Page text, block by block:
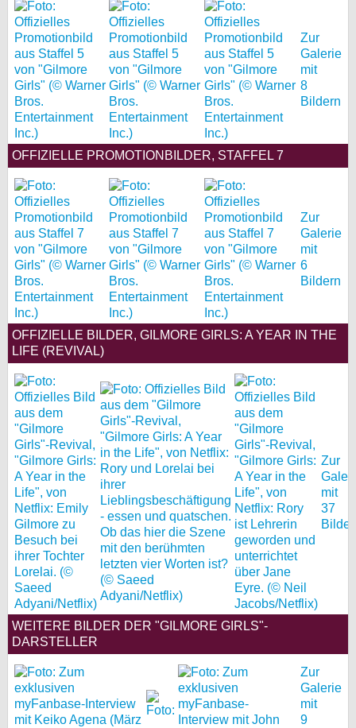
Zur
Galerie
mit
8
Bildern
OFFIZIELLE PROMOTIONBILDER, STAFFEL 7
Zur
Galerie
mit
6
Bildern
OFFIZIELLE BILDER, GILMORE GIRLS: A YEAR IN THE
LIFE (REVIVAL)
Zur
mit
37
WEITERE BILDER DER "GILMORE GIRLS"-
DARSTELLER
Zur
Galerie
mit
9